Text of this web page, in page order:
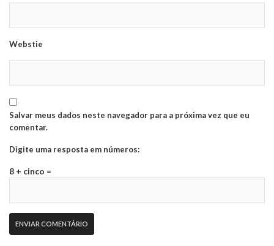
Webstie
Salvar meus dados neste navegador para a próxima vez que eu
comentar.
Digite uma resposta em números:
8 + cinco =